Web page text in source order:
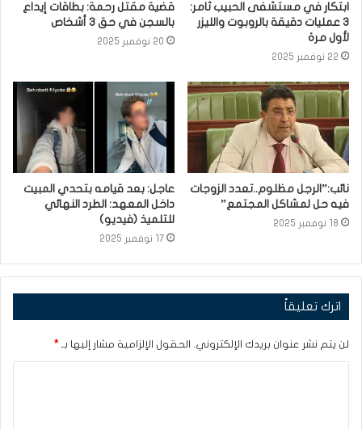
ابتكار في مستشفى الحبيب ثامر:
3 عمليات دقيقة بالروبوت والليزر
لأول مرة
22 نوفمبر 2025
قضية مقتل رحمة: بطاقات إيداع
بالسجن في حق 3 أشخاص
20 نوفمبر 2025
نائب:”الرجل مظلوم..تعدد الزوجات
فيه حل لمشاكل المجتمع”
18 نوفمبر 2025
عاجل: بعد قيامه بتحدي المبيت
داخل المعهد: الطرد النهائي
للتلميذ (فيديو)
17 نوفمبر 2025
اترك تعليقاً
لن يتم نشر عنوان بريدك الإلكتروني. الحقول الإلزامية مشار إليها بـ *